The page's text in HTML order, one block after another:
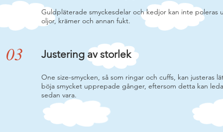
Guldpläterade smyckesdelar och kedjor kan inte
oljor, krämer och annan fukt.
03 Justering av storlek
One size-smycken, så som ringar och cuffs, kan
böja smycket upprepade gånger, eftersom detta kan
sedan vara.